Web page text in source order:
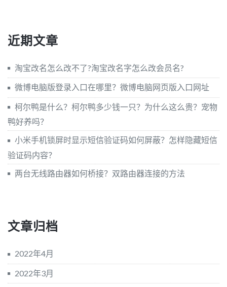
近期文章
淘宝改名怎么改不了?淘宝改名字怎么改会员名?
微博电脑版登录入口在哪里？微博电脑网页版入口网址
柯尔鸭是什么？柯尔鸭多少钱一只？为什么这么贵？宠物
鸭好养吗？
小米手机锁屏时显示短信验证码如何屏蔽？怎样隐藏短信
验证码内容？
两台无线路由器如何桥接？双路由器连接的方法
文章归档
2022年4月
2022年3月